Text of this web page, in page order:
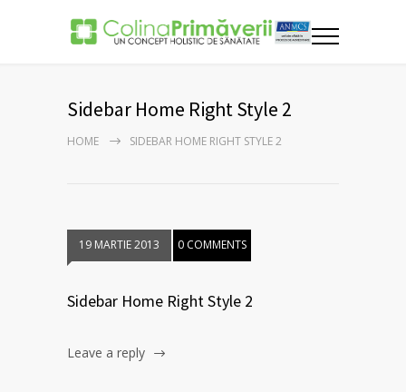
Sidebar Home Right Style 2
HOME SIDEBAR HOME RIGHT STYLE 2
19 MARTIE 2013 0 COMMENTS
Sidebar Home Right Style 2
Leave a reply